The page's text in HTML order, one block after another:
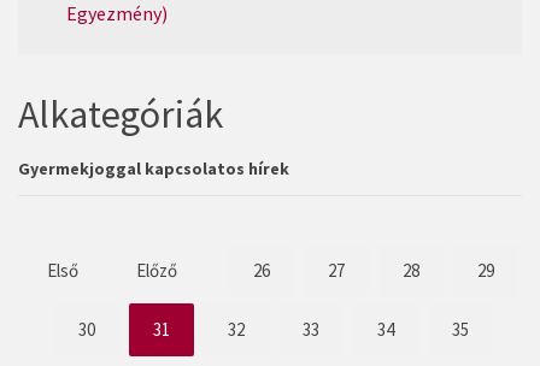
Egyezmény)
Alkategóriák
Gyermekjoggal kapcsolatos hírek
Első Előző 26 27 28 29
30 31 32 33 34 35